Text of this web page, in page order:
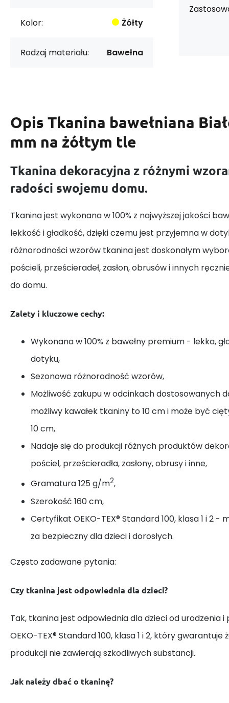
Kolor: Żółty
Rodzaj materiału: Bawełna
Opis Tkanina bawełniana
mm na żółtym tle
Tkanina dekoracyjna z różnymi
radości swojemu domu.
Tkanina jest wykonana w 100% z najwyższej jakości
lekkość i gładkość, dzięki czemu jest przyjemna w
różnorodności wzorów tkanina jest doskonałym
pościeli, prześcieradeł, zasłon, obrusów i innych
do domu.
Zalety i kluczowe cechy:
Wykonana w 100% z bawełny premium - lekka,
dotyku,
Sezonowa różnorodność wzorów,
Możliwość zakupu w odcinkach dostosowanych
możliwy kawałek tkaniny to 10 cm i może być
10 cm,
Nadaje się do produkcji różnych produktów
pościel, prześcieradła, zasłony, obrusy i inne,
Gramatura 125 g/m2,
Szerokość 160 cm,
Certyfikat OEKO-TEX® Standard 100, klasa 1 i 2 -
za bezpieczny dla dzieci i dorosłych.
Często zadawane pytania:
Czy tkanina jest odpowiednia dla dzieci?
Tak, tkanina jest odpowiednia dla dzieci od urodzenia
OEKO-TEX® Standard 100, klasa 1 i 2, który gwarantuje
produkcji nie zawierają szkodliwych substancji.
Jak należy dbać o tkaninę?